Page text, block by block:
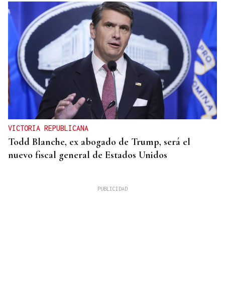
VICTORIA REPUBLICANA
Todd Blanche, ex abogado de Trump, será el
nuevo fiscal general de Estados Unidos